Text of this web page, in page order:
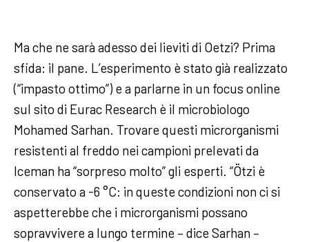
Ma che ne sarà adesso dei lieviti di Oetzi? Prima
sfida: il pane. L’esperimento è stato già realizzato
(“impasto ottimo”) e a parlarne in un focus online
sul sito di Eurac Research è il microbiologo
Mohamed Sarhan. Trovare questi microrganismi
resistenti al freddo nei campioni prelevati da
Iceman ha “sorpreso molto” gli esperti. “Ötzi è
conservato a -6 °C: in queste condizioni non ci si
aspetterebbe che i microrganismi possano
sopravvivere a lungo termine – dice Sarhan –